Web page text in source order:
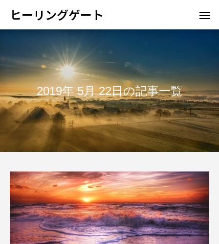
ヒーリングゲート
2019年 5月 22日の記事一覧